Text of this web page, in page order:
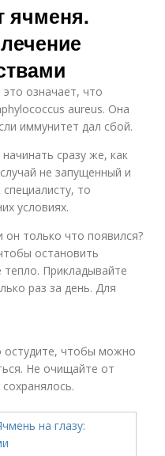
ячменя.
это означает, что
aureus. Она
иммунитет дал сбой.
сразу же, как
не запущенный и
то
условиях.
он только что появился?
остановить
Прикладывайте
раз за день. Для
остудите, чтобы можно
Не очищайте от